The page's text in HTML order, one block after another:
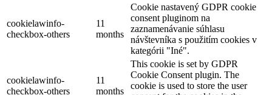
cookielawinfo-
checkbox-others
11
months
Cookie nastavený GDPR cookie
consent pluginom na
zaznamenávanie súhlasu
návštevníka s použitím cookies v
kategórii "Iné".
cookielawinfo-
checkbox-others
11
months
This cookie is set by GDPR
Cookie Consent plugin. The
cookie is used to store the user